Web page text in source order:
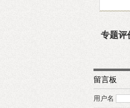
专题评
留言板
用户名